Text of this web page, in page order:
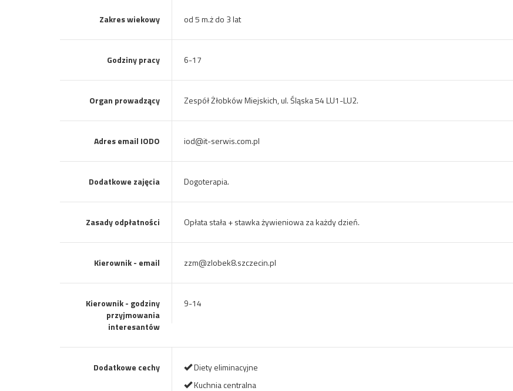
Zakres wiekowy od 5 m.ż do 3 lat
Godziny pracy 6-17
Organ prowadzący Zespół Żłobków Miejskich, ul. Śląska 54 LU1-LU2.
Adres email IODO iod@it-serwis.com.pl
Dodatkowe zajęcia Dogoterapia.
Zasady odpłatności Opłata stała + stawka żywieniowa za każdy dzień.
Kierownik - email zzm@zlobek8.szczecin.pl
Kierownik - godziny
przyjmowania
interesantów
9-14
Dodatkowe cechy
Diety eliminacyjne
Kuchnia centralna